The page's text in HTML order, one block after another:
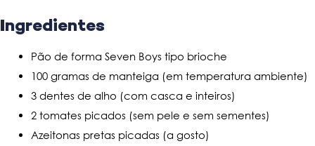
Ingredientes
Pão de forma Seven Boys tipo brioche
100 gramas de manteiga (em temperatura ambiente)
3 dentes de alho (com casca e inteiros)
2 tomates picados (sem pele e sem sementes)
Azeitonas pretas picadas (a gosto)